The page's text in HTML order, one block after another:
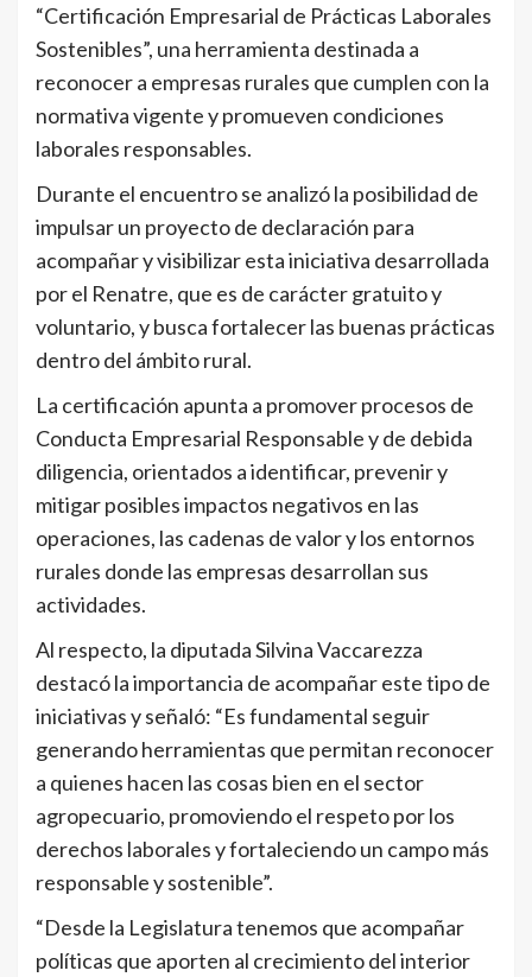
“Certificación Empresarial de Prácticas Laborales
Sostenibles”, una herramienta destinada a
reconocer a empresas rurales que cumplen con la
normativa vigente y promueven condiciones
laborales responsables.
Durante el encuentro se analizó la posibilidad de
impulsar un proyecto de declaración para
acompañar y visibilizar esta iniciativa desarrollada
por el Renatre, que es de carácter gratuito y
voluntario, y busca fortalecer las buenas prácticas
dentro del ámbito rural.
La certificación apunta a promover procesos de
Conducta Empresarial Responsable y de debida
diligencia, orientados a identificar, prevenir y
mitigar posibles impactos negativos en las
operaciones, las cadenas de valor y los entornos
rurales donde las empresas desarrollan sus
actividades.
Al respecto, la diputada Silvina Vaccarezza
destacó la importancia de acompañar este tipo de
iniciativas y señaló: “Es fundamental seguir
generando herramientas que permitan reconocer
a quienes hacen las cosas bien en el sector
agropecuario, promoviendo el respeto por los
derechos laborales y fortaleciendo un campo más
responsable y sostenible”.
“Desde la Legislatura tenemos que acompañar
políticas que aporten al crecimiento del interior